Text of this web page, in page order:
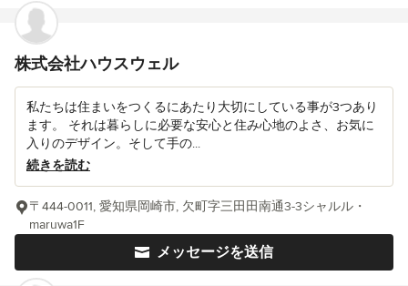
株式会社ハウスウェル
私たちは住まいをつくるにあたり大切にしている事が3つあり
ます。 それは暮らしに必要な安心と住み心地のよさ、お気に
入りのデザイン。そして手の...
続きを読む
メッセージを送信
〒444-0011, 愛知県岡崎市, 欠町字三田田南通3-3シャルル・
maruwa1F